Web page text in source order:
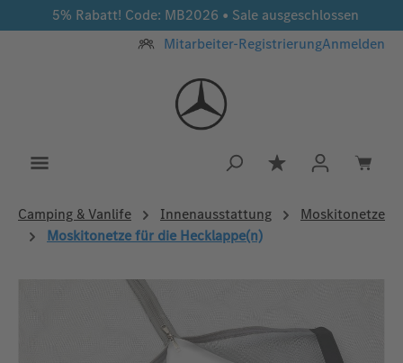
Zum Hauptinhalt springen
5% Rabatt! Code: MB2026 • Sale ausgeschlossen
Mitarbeiter-RegistrierungAnmelden
Du hast 0
Camping & Vanlife Innenausstattung
Moskitonetze
Moskitonetze für die Hecklappe(n)
Bildergalerie überspringen